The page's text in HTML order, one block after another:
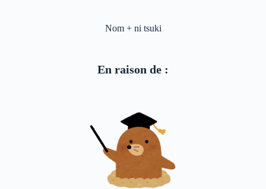
Nom + ni tsuki
En raison de :